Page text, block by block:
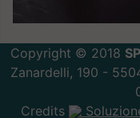
Copyright © 2018
Zanardelli, 190 -
Credits